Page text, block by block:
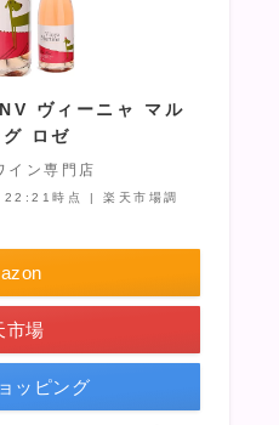
ヴィーニャ マル
ロゼ
ン専門店
時点 | 楽天市場調
市場
ッピング